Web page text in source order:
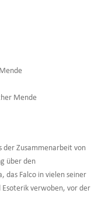
Mende
der Zusammenarbeit von
über den
das Falco in vielen seiner
verwoben, vor der